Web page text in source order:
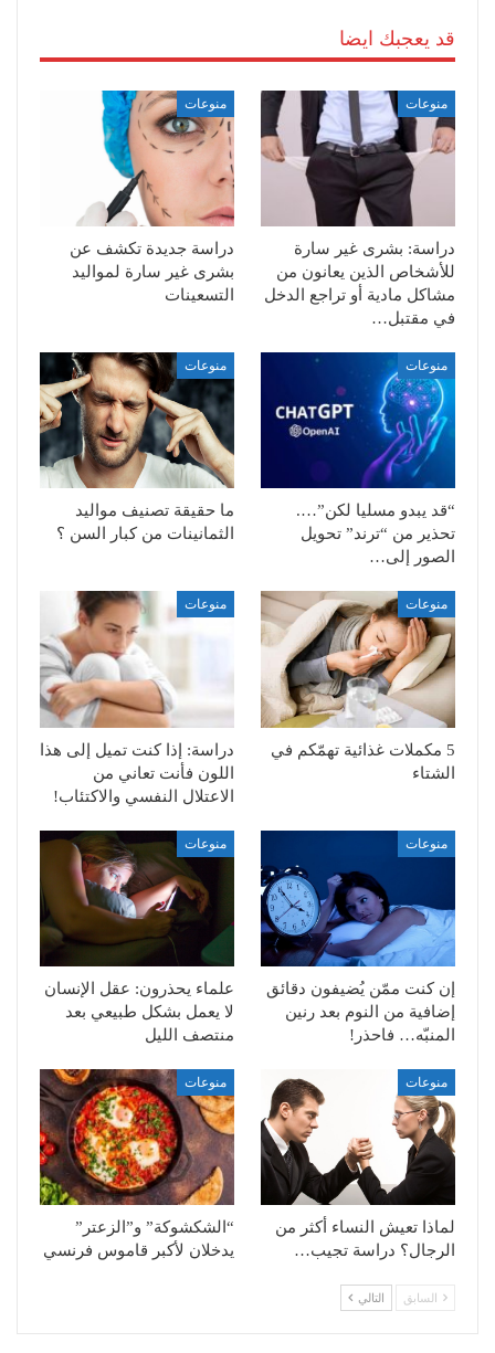
قد يعجبك ايضا
منوعات
دراسة: بشرى غير سارة
للأشخاص الذين يعانون من
مشاكل مادية أو تراجع الدخل
في مقتبل…
منوعات
دراسة جديدة تكشف عن
بشرى غير سارة لمواليد
التسعينات
منوعات
“قد يبدو مسليا لكن”….
تحذير من “ترند” تحويل
الصور إلى…
منوعات
ما حقيقة تصنيف مواليد
الثمانينات من كبار السن ؟
منوعات
5 مكملات غذائية تهمّكم في
الشتاء
منوعات
دراسة: إذا كنت تميل إلى هذا
اللون فأنت تعاني من
الاعتلال النفسي والاكتئاب!
منوعات
إن كنت ممّن يُضيفون دقائق
إضافية من النوم بعد رنين
المنبّه… فاحذر!
منوعات
علماء يحذرون: عقل الإنسان
لا يعمل بشكل طبيعي بعد
منتصف الليل
منوعات
لماذا تعيش النساء أكثر من
الرجال؟ دراسة تجيب…
منوعات
“الشكشوكة” و”الزعتر”
يدخلان لأكبر قاموس فرنسي
السابق التالي